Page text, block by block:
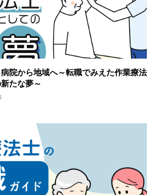
病院から地域へ～転職でみえた作業療法
たな夢～